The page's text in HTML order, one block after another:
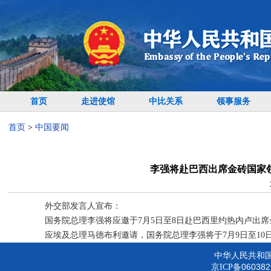
首页 走进使馆 中比关系 领事服务
首页 > 中国要闻
李强将赴巴西出席金砖国家
外交部发言人宣布：
国务院总理李强将应邀于7月5日至8日赴巴西里约热内卢出
应埃及总理马德布利邀请，国务院总理李强将于7月9日至10
中华人民共和
京ICP备